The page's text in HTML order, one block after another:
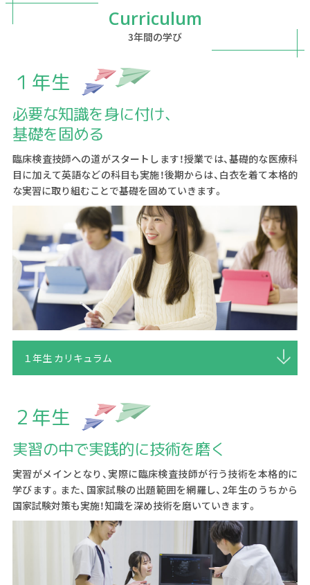
Curriculum
3年間の学び
１年生
必要な知識を身に付け、
基礎を固める
臨床検査技師への道がスタートします！授業では、基礎的な医療科
目に加えて英語などの科目も実施！後期からは、白衣を着て本格的
な実習に取り組むことで基礎を固めていきます。
１年生 カリキュラム
２年生
実習の中で実践的に技術を磨く
実習がメインとなり、実際に臨床検査技師が行う技術を本格的に
学びます。また、国家試験の出題範囲を網羅し、2年生のうちから
国家試験対策も実施！知識を深め技術を磨いていきます。